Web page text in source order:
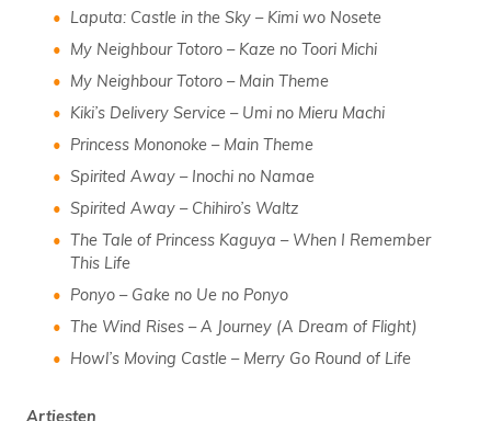
Laputa: Castle in the Sky – Kimi wo Nosete
My Neighbour Totoro – Kaze no Toori Michi
My Neighbour Totoro – Main Theme
Kiki’s Delivery Service – Umi no Mieru Machi
Princess Mononoke – Main Theme
Spirited Away – Inochi no Namae
Spirited Away – Chihiro’s Waltz
The Tale of Princess Kaguya – When I Remember
This Life
Ponyo – Gake no Ue no Ponyo
The Wind Rises – A Journey (A Dream of Flight)
Howl’s Moving Castle – Merry Go Round of Life
Artiesten